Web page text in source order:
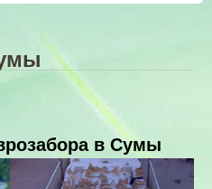
в Сумы